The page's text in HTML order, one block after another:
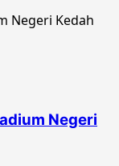
Negeri